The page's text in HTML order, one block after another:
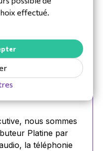
Platine avec
nous sommes
Platine par
la téléphonie
effectué.